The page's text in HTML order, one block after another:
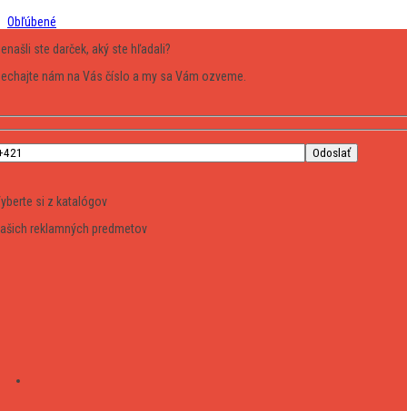
Obľúbené
ste darček, aký ste hľadali?
nám na Vás číslo a my sa Vám ozveme.
si z katalógov
reklamných predmetov